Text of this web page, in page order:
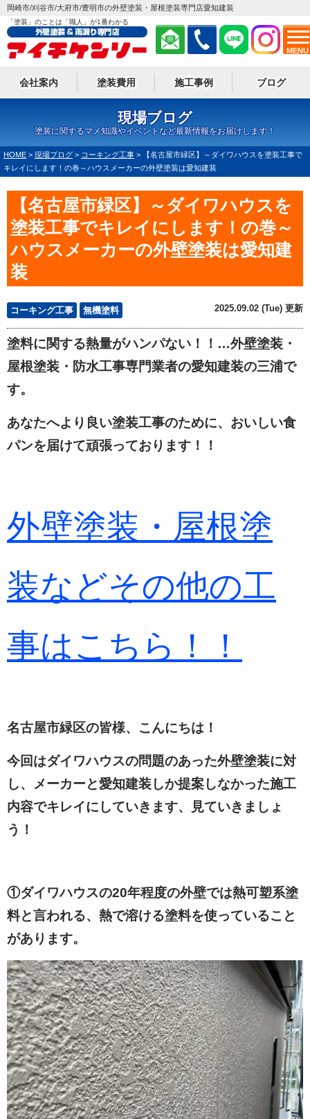
MENU
岡崎市/刈谷市/大府市/豊明市の外壁塗装・屋根塗装専門店愛知建装
「塗装」のことは「職人」が1番わかる
会社案内 塗装費用 施工事例 ブログ
現場ブログ
塗装に関するマメ知識やイベントなど最新情報をお届けします！
HOME > 現場ブログ > コーキング工事 >
【名古屋市緑区】～ダイワハウスを塗装工事で
キレイにします！の巻～ハウスメーカーの外壁塗装は愛知建装
【名古屋市緑区】～ダイワハウスを
塗装工事でキレイにします！の巻～
ハウスメーカーの外壁塗装は愛知建
装
コーキング工事 無機塗料 2025.09.02 (Tue) 更新
塗料に関する熱量がハンパない！！…外壁塗装・
屋根塗装・防水工事専門業者の愛知建装の三浦で
す。
あなたへより良い塗装工事のために、おいしい食
パンを届けて頑張っております！！
外壁塗装・屋根塗
装などその他の工
事はこちら！！
名古屋市緑区の皆様、こんにちは！
今回はダイワハウスの問題のあった外壁塗装に対
し、メーカーと愛知建装しか提案しなかった施工
内容でキレイにしていきます、見ていきましょ
う！
①ダイワハウスの20年程度の外壁では熱可塑系塗
料と言われる、熱で溶ける塗料を使っていること
があります。